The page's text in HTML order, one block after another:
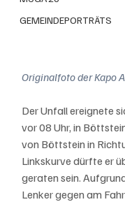
GEMEINDEPORTRÄTS
Originalfoto der Kapo
Der Unfall ereignete
vor 08 Uhr, in
von Böttstein in
Linkskurve dürfte er
geraten sein.
Lenker gegen am